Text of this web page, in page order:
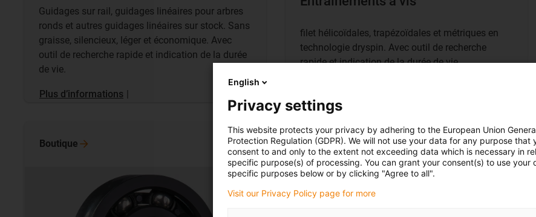
Guidages sur rail, guidages linéaires pour arbres
ronds et autres guidages linéaires sur stock. Sans
graisse, silencieux, léger et économique. Avec
outil de recherche rapide et indication de la durée
de vie.
Plus d’informations |
filet hélicoïdales, trapézoïdales et métriques en
technologie dryspin. Avec outil de recherche
rapide et indication de la durée de vie.
Boutique Boutique
English
Privacy settings
This website protects your privacy by adhering to the European Union
Protection Regulation (GDPR). We will not use your data for any purpose that
consent to and only to the extent not exceeding data which is necessary in
specific purpose(s) of processing. You can grant your consent(s) to use your
specific purposes below or by clicking "Agree to all".
Visit our Privacy Policy page for more